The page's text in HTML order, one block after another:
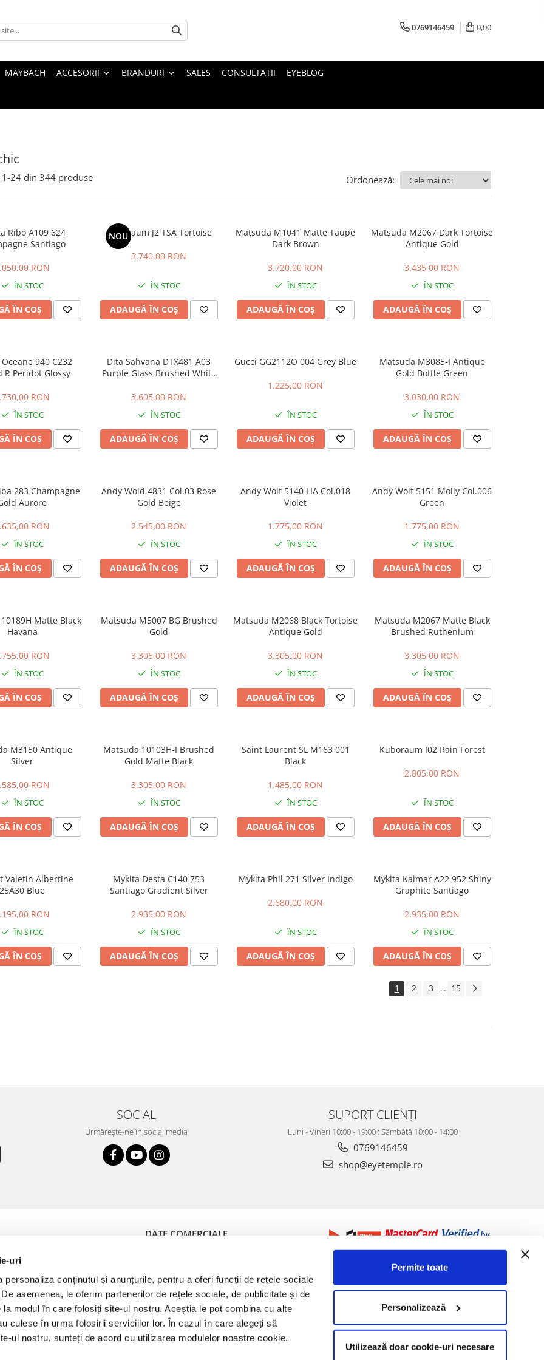
uri
personaliza conținutul și anunțurile, pentru a oferi funcții de rețele sociale
asemenea, le oferim partenerilor de rețele sociale, de publicitate și de
modul în care folosiți site-ul nostru. Aceștia le pot combina cu alte
culese în urma folosirii serviciilor lor. În cazul în care alegeți să
ul nostru, sunteți de acord cu utilizarea modulelor noastre cookie.
Permite toate
Personalizează
Utilizează doar cookie-uri necesare
0769146459 0,00
MAYBACH ACCESORII BRANDURI SALES CONSULTAȚII EYEBLOG
1-24 din 344 produse Ordonează:
Ribo A109 624
Santiago
RON
ÎN STOC
ÎN COȘ
NOU
Kuboraum J2 TSA Tortoise
3.740,00 RON
ÎN STOC
ADAUGĂ ÎN COȘ
Matsuda M1041 Matte Taupe
Dark Brown
3.720,00 RON
ÎN STOC
ADAUGĂ ÎN COȘ
Matsuda M2067 Dark Tortoise
Antique Gold
3.435,00 RON
ÎN STOC
ADAUGĂ ÎN COȘ
940 C232
R Peridot Glossy
RON
ÎN STOC
ÎN COȘ
Dita Sahvana DTX481 A03
Purple Glass Brushed White
3.605,00 RON
ÎN STOC
ADAUGĂ ÎN COȘ
Gucci GG2112O 004 Grey Blue
1.225,00 RON
ÎN STOC
ADAUGĂ ÎN COȘ
Matsuda M3085-I Antique
Gold Bottle Green
3.030,00 RON
ÎN STOC
ADAUGĂ ÎN COȘ
283 Champagne
Aurore
RON
ÎN STOC
ÎN COȘ
Andy Wold 4831 Col.03 Rose
Gold Beige
2.545,00 RON
ÎN STOC
ADAUGĂ ÎN COȘ
Andy Wolf 5140 LIA Col.018
Violet
1.775,00 RON
ÎN STOC
ADAUGĂ ÎN COȘ
Andy Wolf 5151 Molly Col.006
Green
1.775,00 RON
ÎN STOC
ADAUGĂ ÎN COȘ
Matte Black
Havana
RON
ÎN STOC
ÎN COȘ
Matsuda M5007 BG Brushed
Gold
3.305,00 RON
ÎN STOC
ADAUGĂ ÎN COȘ
Matsuda M2068 Black Tortoise
Antique Gold
3.305,00 RON
ÎN STOC
ADAUGĂ ÎN COȘ
Matsuda M2067 Matte Black
Brushed Ruthenium
3.305,00 RON
ÎN STOC
ADAUGĂ ÎN COȘ
M3150 Antique
Silver
RON
ÎN STOC
ÎN COȘ
Matsuda 10103H-I Brushed
Gold Matte Black
3.305,00 RON
ÎN STOC
ADAUGĂ ÎN COȘ
Saint Laurent SL M163 001
Black
1.485,00 RON
ÎN STOC
ADAUGĂ ÎN COȘ
Kuboraum I02 Rain Forest
2.805,00 RON
ÎN STOC
ADAUGĂ ÎN COȘ
Valetin Albertine
25A30 Blue
RON
ÎN STOC
ÎN COȘ
Mykita Desta C140 753
Santiago Gradient Silver
2.935,00 RON
ÎN STOC
ADAUGĂ ÎN COȘ
Mykita Phil 271 Silver Indigo
2.680,00 RON
ÎN STOC
ADAUGĂ ÎN COȘ
Mykita Kaimar A22 952 Shiny
Graphite Santiago
2.935,00 RON
ÎN STOC
ADAUGĂ ÎN COȘ
1 2 3 ... 15
SOCIAL
Urmărește-ne în social media
SUPORT CLIENȚI
Luni - Vineri 10:00 - 19:00 ; Sâmbătă 10:00 - 14:00
0769146459
shop@eyetemple.ro
Plată
Retur
DATE COMERCIALE
RO3680971
str. Avântului 35, et.1,
camera 1, sector 1
Bucuresti, Bucuresti
©Copyright Medical Optik 2026Platforma E-commerce by